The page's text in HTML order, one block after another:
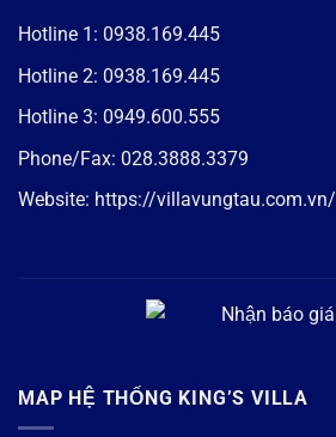
Hotline 1: 0938.169.445
Hotline 2: 0938.169.445
Hotline 3: 0949.600.555
Phone/Fax: 028.3888.3379
Website: https://villavungtau.com.vn/
MAP HỆ THỐNG KING’S VILLA